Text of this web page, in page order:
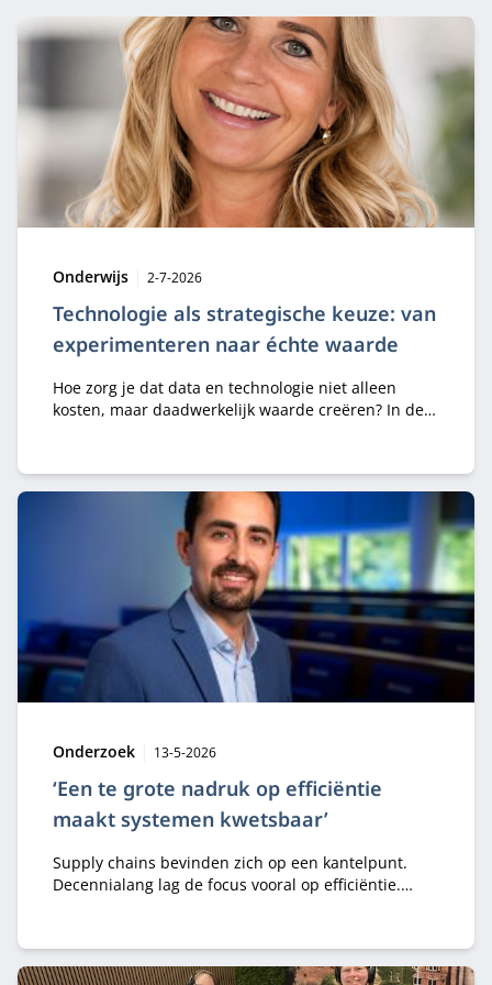
Technologie als strategische keuze: van
experimenteren naar échte waarde
Type:
Onderwijs Publicatiedatum:
2-7-2026
Hoe zorg je dat data en technologie niet alleen
kosten, maar daadwerkelijk waarde creëren? In de
digitalisering, AI en innovatie.
‘Een te grote nadruk op efficiëntie
maakt systemen kwetsbaar’
Type:
Onderzoek Publicatiedatum:
13-5-2026
Supply chains bevinden zich op een kantelpunt.
Decennialang lag de focus vooral op efficiëntie.
dwingen organisaties om deze aanpak te
heroverwegen. In zijn oratie presenteert professor